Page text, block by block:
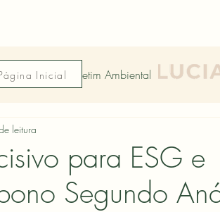
2025 Boletim Ambiental
para ESG e
Segundo
leitura
Inicial